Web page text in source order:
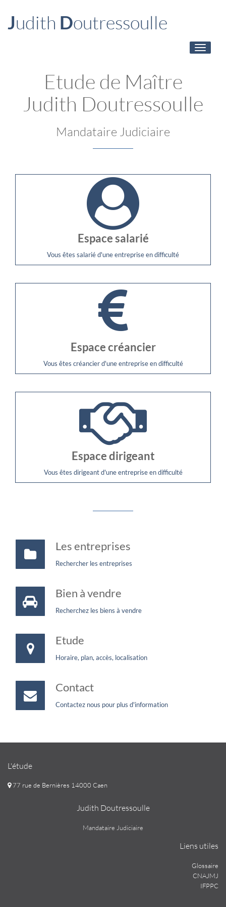
Judith Doutressoulle
Toggle
Etude de Maître
Judith Doutressoulle
Mandataire Judiciaire
Espace salarié
Vous êtes salarié d'une entreprise en difficulté
Espace créancier
Vous êtes créancier d'une entreprise en difficulté
Espace dirigeant
Vous êtes dirigeant d'une entreprise en difficulté
Les entreprises
Rechercher les entreprises
Bien à vendre
Recherchez les biens à vendre
Etude
Horaire, plan, accès, localisation
Contact
Contactez nous pour plus d'information
L'étude
77 rue de Bernières 14000 Caen
Judith Doutressoulle
Mandataire Judiciaire
Liens utiles
Glossaire
CNAJMJ
IFPPC